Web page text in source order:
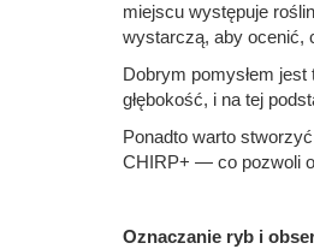
miejscu występuje
wystarczą, aby ocenić,
Dobrym pomysłem
głębokość, i na tej
Ponadto warto
CHIRP+ — co pozwoli
Oznaczanie ryb i